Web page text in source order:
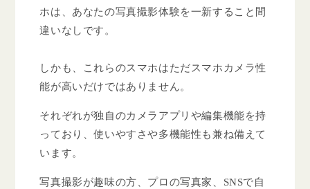
ホは、あなたの写真撮影体験を一新すること間
違いなしです。
しかも、これらのスマホはただスマホカメラ性
能が高いだけではありません。
それぞれが独自のカメラアプリや編集機能を持
っており、使いやすさや多機能性も兼ね備えて
います。
写真撮影が趣味の方、プロの写真家、SNSで自